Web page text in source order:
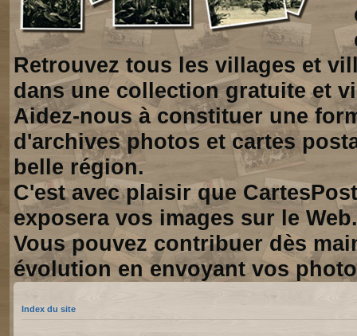
Retrouvez tous les villages et
dans une collection gratuite et
Aidez-nous à constituer une
d'archives photos et cartes
belle région.
C'est avec plaisir que
exposera vos images sur le Web.
Vous pouvez contribuer dès
évolution en envoyant vos
Index du site